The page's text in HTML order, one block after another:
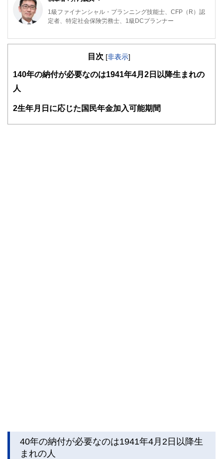
1級ファイナンシャル・プランニング技能士、CFP（R）認
定者、特定社会保険労務士、1級DCプランナー
専門は公的年金で、活動拠点は横浜。これまで公的年金につ
ほか、社労士向け・FP向け・地方自治体職員向けの教育研
目次 [非表示]
140年の納付が必要なのは1941年4月2日以降生まれの
人
2生年月日に応じた国民年金加入可能期間
40年の納付が必要なのは1941年4月2日以降生
まれの人